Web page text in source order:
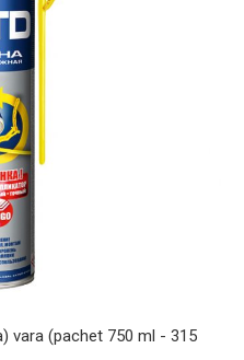
vara (pachet 750 ml - 315